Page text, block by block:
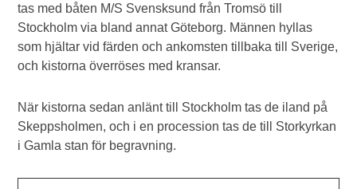
tas med båten M/S Svensksund från Tromsö till
Stockholm via bland annat Göteborg. Männen hyllas
som hjältar vid färden och ankomsten tillbaka till Sverige,
och kistorna överröses med kransar.
När kistorna sedan anlänt till Stockholm tas de iland på
Skeppsholmen, och i en procession tas de till Storkyrkan
i Gamla stan för begravning.